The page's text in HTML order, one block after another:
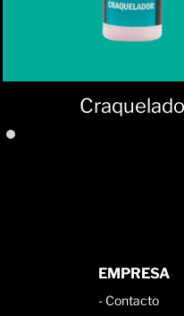
Rodillo
EMPRESA
- Contacto